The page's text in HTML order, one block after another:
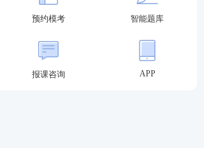
关于教师资格证考试
—讲解各章节
预约模考 智能题库
报课咨询 APP